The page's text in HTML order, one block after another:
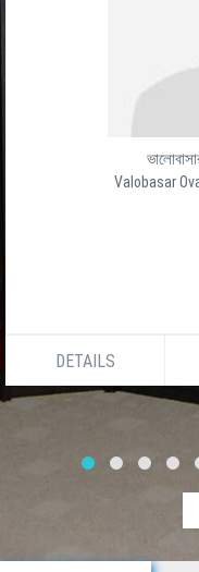
Valobasar
DETAILS